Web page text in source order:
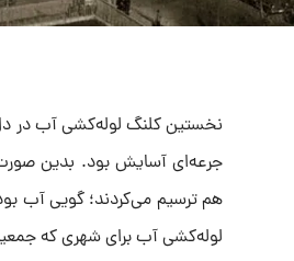
جرعه‌ای آسایش بود. بدین صورت
لوله‌کشی آب برای شهری که جمعیتی در حدود ۹۰۰ هزار نفر